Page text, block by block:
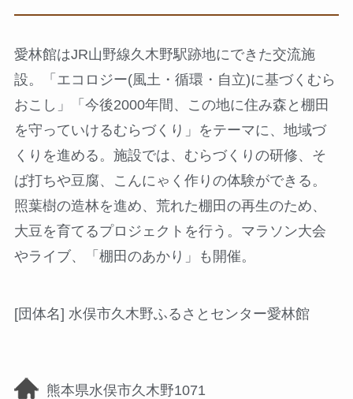
愛林館はJR山野線久木野駅跡地にできた交流施
設。「エコロジー(風土・循環・自立)に基づくむら
おこし」「今後2000年間、この地に住み森と棚田
を守っていけるむらづくり」をテーマに、地域づ
くりを進める。施設では、むらづくりの研修、そ
ば打ちや豆腐、こんにゃく作りの体験ができる。
照葉樹の造林を進め、荒れた棚田の再生のため、
大豆を育てるプロジェクトを行う。マラソン大会
やライブ、「棚田のあかり」も開催。
[団体名] 水俣市久木野ふるさとセンター愛林館
熊本県水俣市久木野1071